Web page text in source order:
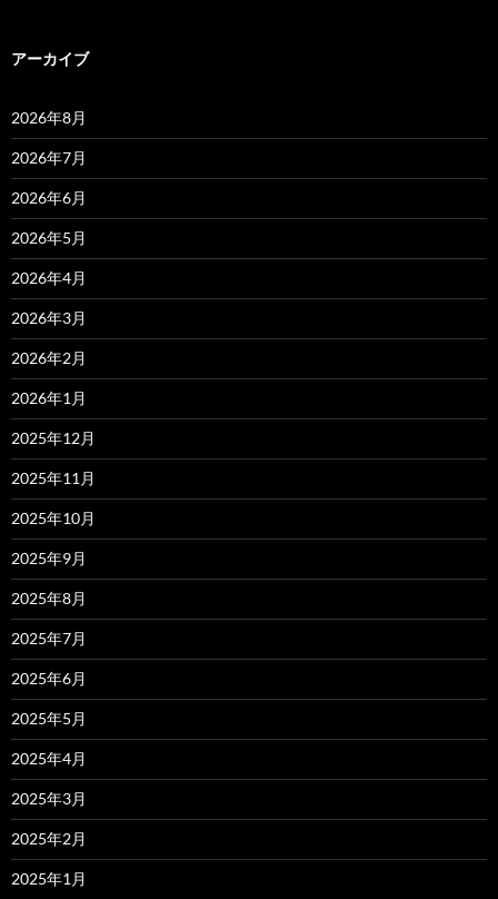
アーカイブ
2026年8月
2026年7月
2026年6月
2026年5月
2026年4月
2026年3月
2026年2月
2026年1月
2025年12月
2025年11月
2025年10月
2025年9月
2025年8月
2025年7月
2025年6月
2025年5月
2025年4月
2025年3月
2025年2月
2025年1月